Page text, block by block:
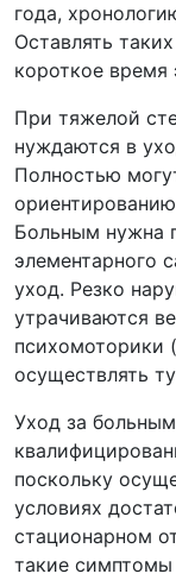
года,
Оставлять
короткое время
При тяжелой
нуждаются в
Полностью
Больным нужна
элементарного
уход. Резко
утрачиваются
психомоторики
осуществлять
Уход за
поскольку
условиях
стационарном
такие